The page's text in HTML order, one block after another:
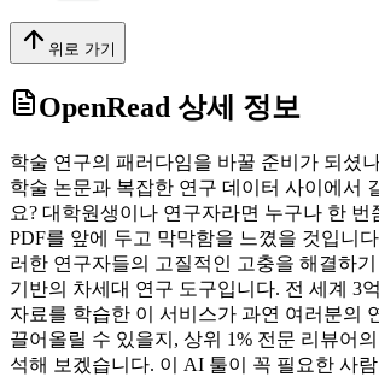
위로 가기
OpenRead 상세 정보
학술 연구의 패러다임을 바꿀 준비가 되셨
학술 논문과 복잡한 연구 데이터 사이에서
요? 대학원생이나 연구자라면 누구나 한 번
PDF를 앞에 두고 막막함을 느꼈을 것입니다.
러한 연구자들의 고질적인 고충을 해결하
기반의 차세대 연구 도구입니다. 전 세계 3
자료를 학습한 이 서비스가 과연 여러분의
끌어올릴 수 있을지, 상위 1% 전문 리뷰어
석해 보겠습니다. 이 AI 툴이 꼭 필요한 사람